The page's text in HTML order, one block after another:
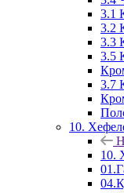
3.1
3.2
3.3
3.5
3.7
10.
10.